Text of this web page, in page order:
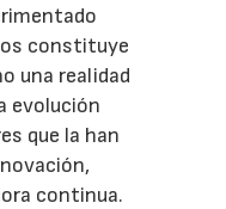
constituye
una realidad
evolución
que la han
continua.